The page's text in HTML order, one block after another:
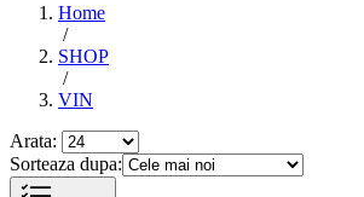
Home
/
SHOP
/
VIN
Arata:
Sorteaza dupa: